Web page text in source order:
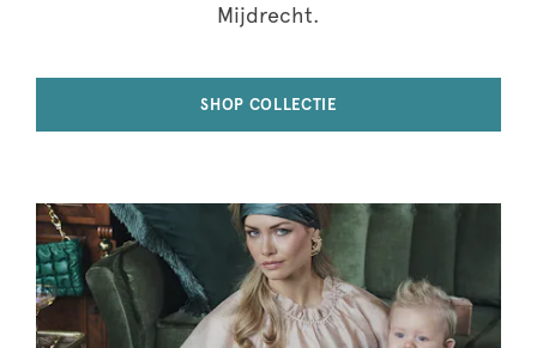
Mijdrecht.
SHOP COLLECTIE